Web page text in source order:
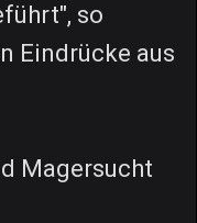
so
Eindrücke aus
Magersucht